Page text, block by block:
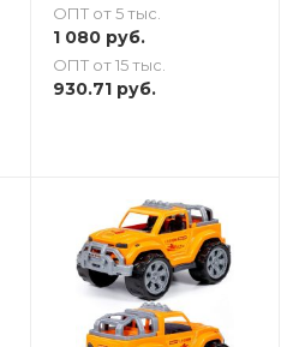
ОПТ от 5 тыс.
1 080руб.
ОПТ от 15 тыс.
930.71руб.